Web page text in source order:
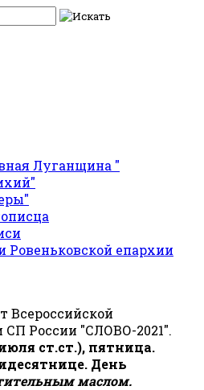
Луганщина "
епархии
Всероссийской
России "СЛОВО-2021".
ст.ст.), пятница.
День
маслом.